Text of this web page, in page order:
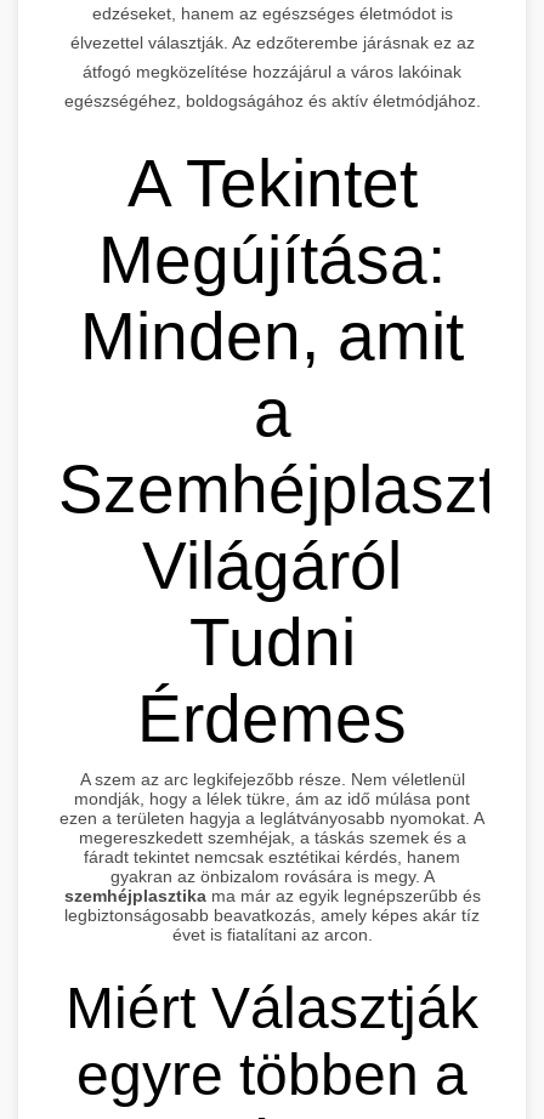
edzéseket, hanem az egészséges életmódot is
élvezettel választják. Az edzőterembe járásnak ez az
átfogó megközelítése hozzájárul a város lakóinak
egészségéhez, boldogságához és aktív életmódjához.
A Tekintet
Megújítása:
Minden, amit
a
Világáról
Tudni
Érdemes
A szem az arc legkifejezőbb része. Nem véletlenül
mondják, hogy a lélek tükre, ám az idő múlása pont
ezen a területen hagyja a leglátványosabb nyomokat. A
megereszkedett szemhéjak, a táskás szemek és a
fáradt tekintet nemcsak esztétikai kérdés, hanem
gyakran az önbizalom rovására is megy. A
szemhéjplasztikama már az egyik legnépszerűbb és
legbiztonságosabb beavatkozás, amely képes akár tíz
évet is fiatalítani az arcon.
Miért Választják
egyre többen a